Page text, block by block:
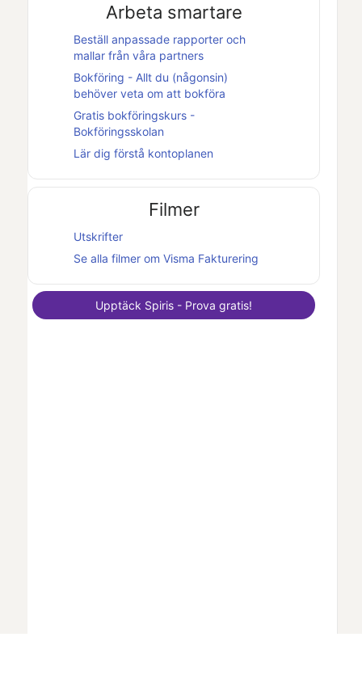
Arbeta smartare
Beställ anpassade rapporter och
mallar från våra partners
Bokföring - Allt du (någonsin)
behöver veta om att bokföra
Gratis bokföringskurs -
Bokföringsskolan
Lär dig förstå kontoplanen
Filmer
Utskrifter
Se alla filmer om Visma Fakturering
Upptäck Spiris - Prova gratis!